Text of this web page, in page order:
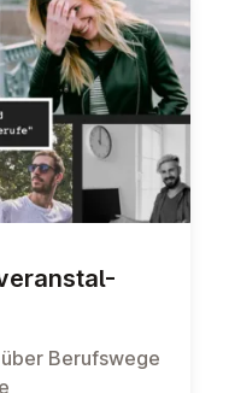
Berufswege